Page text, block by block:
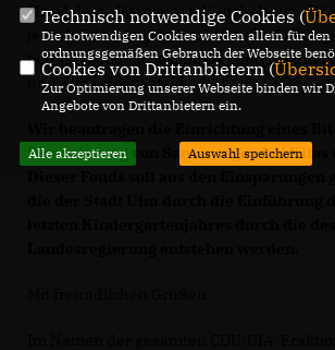
Mittel dem allgemeinen Haushalt
jedoch frühzeitig darum, diese im
belassen und insbesondere für die
und Kitas einzusetzen.
Finanzierung von Sanierungen bei Kitas
Technisch notwendige Cookies (
Die notwendigen Cookies werden allein für den
ordnungsgemäßen Gebrauch der Webseite
Cookies von Drittanbietern (
Zur Optimierung unserer Webseite binden wir
Angebote von Drittanbietern ein.
Alle akzeptieren Auswahl speichern